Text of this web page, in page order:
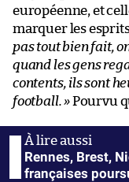
européenne, et
marquer les
pas tout bien fait,
quand les gens
contents, ils sont
football.»Pourvu
Rennes, Brest,
françaises